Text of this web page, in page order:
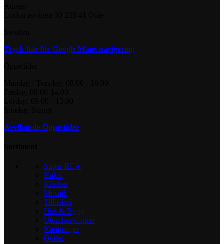
Tryck här för Google Maps navigering
Avvikande Öppettider
Super REA
Kakel
Klinker
Mosaik
Tillbehör
Hus & Bygg
Utomhusklinker
Kampanjer
Outlet